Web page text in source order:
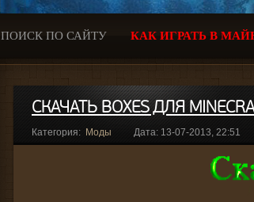
ПОИСК ПО САЙТУ КАК ИГРАТЬ В
СКАЧАТЬ BOXES ДЛЯ
Категория: Моды Дата: 13-07-2013, 22:51